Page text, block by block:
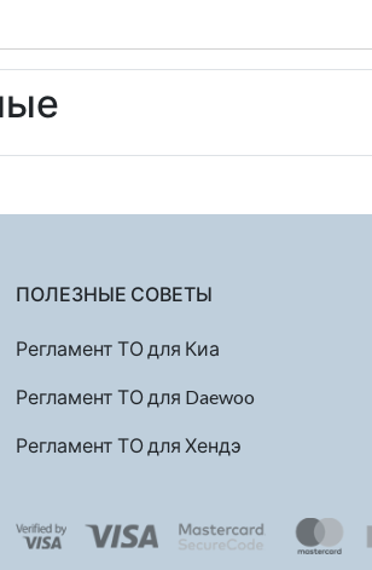
ПОЛЕЗНЫЕ СОВЕТЫ
Регламент ТО для Киа
Регламент ТО для Daewoo
Регламент ТО для Хендэ